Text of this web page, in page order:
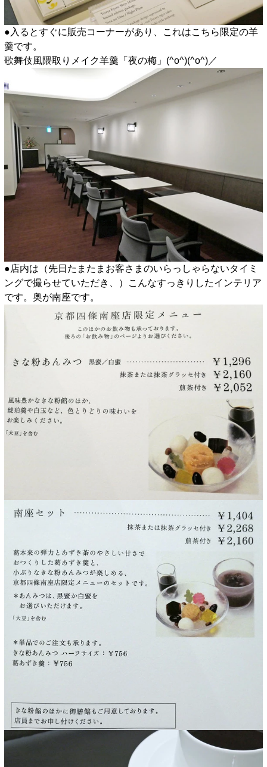
●入るとすぐに販売コーナーがあり、これはこちら限定の羊
羹です。
歌舞伎風隈取りメイク羊羹「夜の梅」(^o^)(^o^)／
●店内は（先日たまたまお客さまのいらっしゃらないタイミ
ングで撮らせていただき、）こんなすっきりしたインテリア
です。奥が南座です。